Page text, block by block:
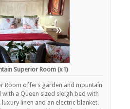
»
Superior Room (x1)
Room offers garden and mountain
a Queen sized sleigh bed with
linen and an electric blanket.